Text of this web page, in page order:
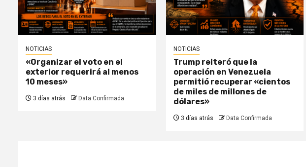
NOTICIAS
«Organizar el voto en el
exterior requerirá al menos
10 meses»
3 días atrás Data Confirmada
NOTICIAS
Trump reiteró que la
operación en Venezuela
permitió recuperar «cientos
de miles de millones de
dólares»
3 días atrás Data Confirmada